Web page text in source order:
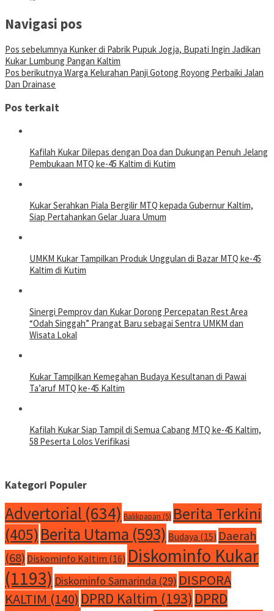
Navigasi pos
Pos sebelumnya Kunker di Pabrik Pupuk Jogja, Bupati Ingin Jadikan
Kukar Lumbung Pangan Kaltim
Pos berikutnya Warga Kelurahan Panji Gotong Royong Perbaiki Jalan
Dan Drainase
Pos terkait
Kafilah Kukar Dilepas dengan Doa dan Dukungan Penuh Jelang
Pembukaan MTQ ke-45 Kaltim di Kutim
Kukar Serahkan Piala Bergilir MTQ kepada Gubernur Kaltim,
Siap Pertahankan Gelar Juara Umum
UMKM Kukar Tampilkan Produk Unggulan di Bazar MTQ ke-45
Kaltim di Kutim
Sinergi Pemprov dan Kukar Dorong Percepatan Rest Area
“Odah Singgah” Prangat Baru sebagai Sentra UMKM dan
Wisata Lokal
Kukar Tampilkan Kemegahan Budaya Kesultanan di Pawai
Ta’aruf MTQ ke-45 Kaltim
Kafilah Kukar Siap Tampil di Semua Cabang MTQ ke-45 Kaltim,
58 Peserta Lolos Verifikasi
Kategori Populer
Advertorial (634) Balikpapan (5) Berita Terkini
(405)Berita Utama (593) Budaya (15) Daerah
(68) Diskominfo Kaltim (16) Diskominfo Kukar
(1193) Diskominfo Samarinda (29) DISPORA
KALTIM (140) DPRD Kaltim (193) DPRD